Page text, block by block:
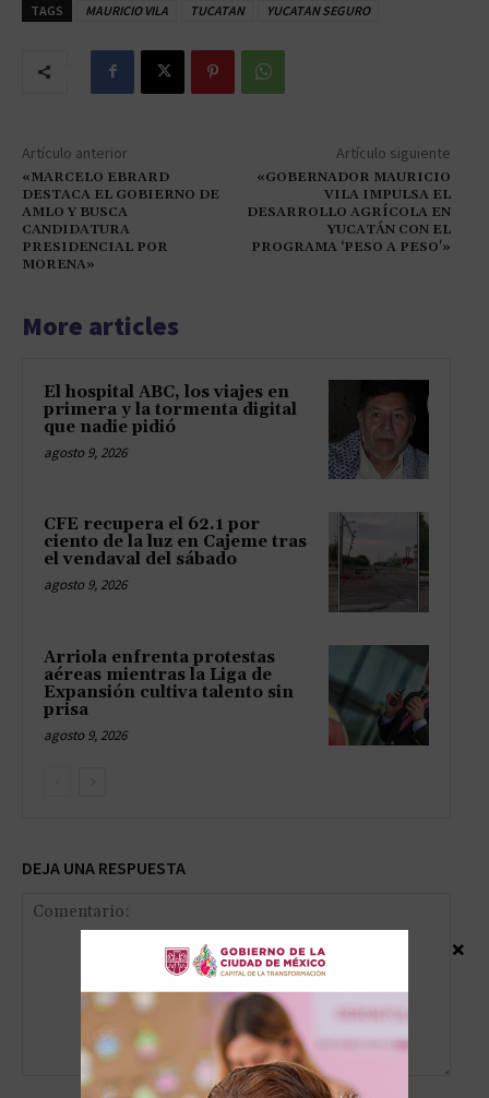
TAGS
MAURICIO VILA TUCATAN YUCATAN SEGURO
Artículo anterior
«MARCELO EBRARD
DESTACA EL GOBIERNO DE
AMLO Y BUSCA
CANDIDATURA
PRESIDENCIAL POR
MORENA»
Artículo siguiente
«GOBERNADOR MAURICIO
VILA IMPULSA EL
DESARROLLO AGRÍCOLA EN
YUCATÁN CON EL
PROGRAMA ‘PESO A PESO'»
More articles
El hospital ABC, los viajes en
primera y la tormenta digital
que nadie pidió
agosto 9, 2026
CFE recupera el 62.1 por
ciento de la luz en Cajeme tras
el vendaval del sábado
agosto 9, 2026
Arriola enfrenta protestas
aéreas mientras la Liga de
Expansión cultiva talento sin
prisa
agosto 9, 2026
DEJA UNA RESPUESTA
Comentario:
×